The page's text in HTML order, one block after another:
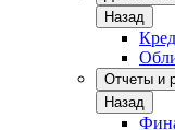
Назад
Отчеты и
Назад